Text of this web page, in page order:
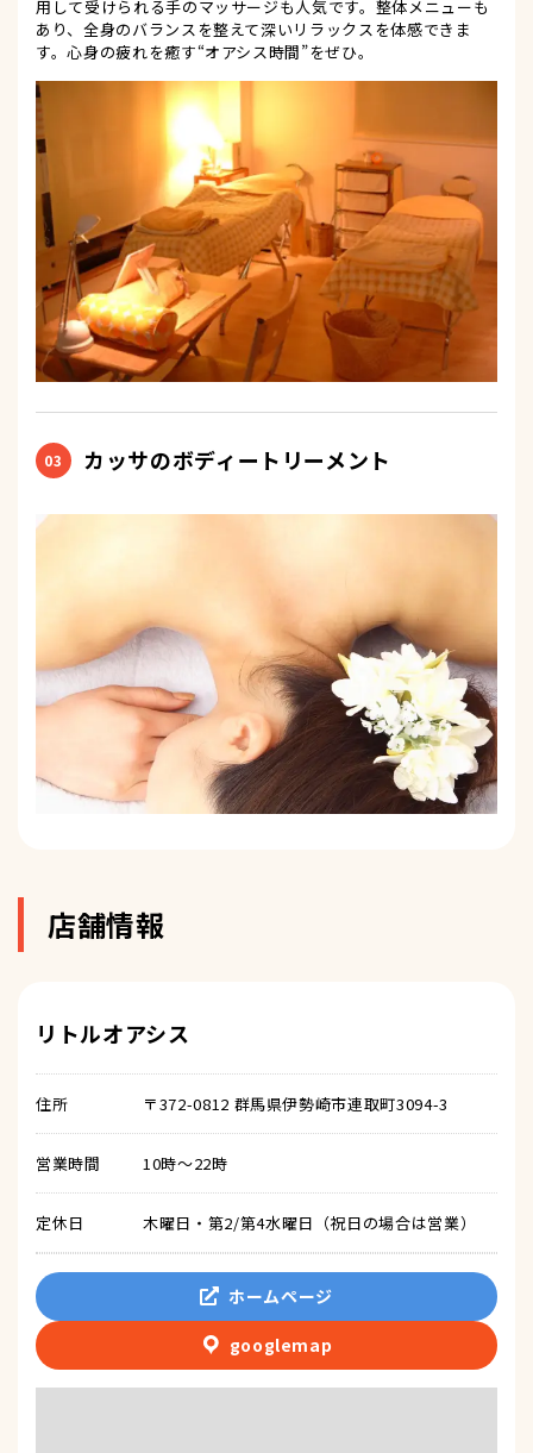
用して受けられる手のマッサージも人気です。整体メニューも
あり、全身のバランスを整えて深いリラックスを体感できま
す。心身の疲れを癒す“オアシス時間”をぜひ。
03 カッサのボディートリーメント
店舗情報
リトルオアシス
住所 〒372-0812 群馬県伊勢崎市連取町3094-3
営業時間 10時〜22時
定休日 木曜日・第2/第4水曜日（祝日の場合は営業）
ホームページ
googlemap